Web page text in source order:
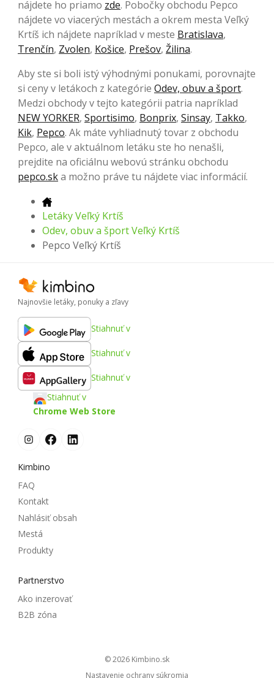
nájdete ho priamo zde. Pobočky obchodu Pepco
nájdete vo viacerých mestách a okrem mesta Veľký
Krtíš ich nájdete napríklad v meste Bratislava,
Trenčín, Zvolen, Košice, Prešov, Žilina.
Aby ste si boli istý výhodnými ponukami, porovnajte
si ceny v letákoch z kategórie Odev, obuv a šport.
Medzi obchody v tejto kategórii patria napríklad
NEW YORKER, Sportisimo, Bonprix, Sinsay, Takko,
Kik, Pepco. Ak máte vyhliadnutý tovar z obchodu
Pepco, ale v aktuálnom letáku ste ho nenašli,
prejdite na oficiálnu webovú stránku obchodu
pepco.ska možno práve tu nájdete viac informácií.
Letáky Veľký Krtíš
Odev, obuv a šport Veľký Krtíš
Pepco Veľký Krtíš
Najnovšie letáky, ponuky a zľavy
Stiahnuť v
Stiahnuť v
Stiahnuť v
Stiahnuť v
Chrome Web Store
Kimbino
FAQ
Kontakt
Nahlásiť obsah
Mestá
Produkty
Partnerstvo
Ako inzerovať
B2B zóna
© 2026
kimbino.sk
Nastavenie ochrany súkromia